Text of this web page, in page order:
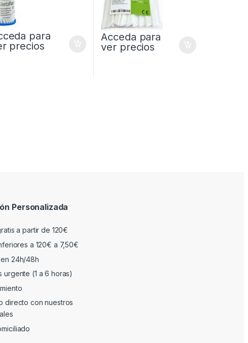
para
precios
Acceda para
ver precios
Personalizada
a partir de 120€
a 120€ a 7,50€
24h/48h
urgente (1 a 6 horas)
directo con nuestros